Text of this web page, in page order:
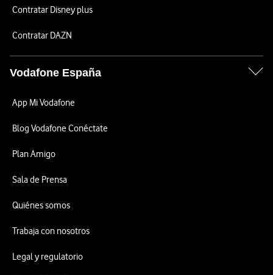
Contratar Disney plus
Contratar DAZN
Vodafone España
App Mi Vodafone
Blog Vodafone Conéctate
Plan Amigo
Sala de Prensa
Quiénes somos
Trabaja con nosotros
Legal y regulatorio